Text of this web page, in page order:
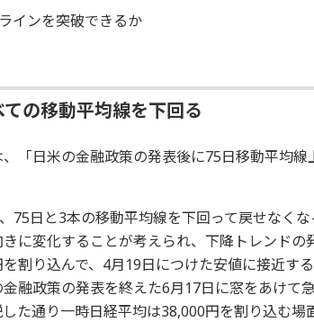
インを突破できるか
の移動平均線を下回る
、「日米の金融政策の発表後に75日移動平均線
75日と3本の移動平均線を下回って戻せなく
に変化することが考えられ、下降トレンドの
割り込んで、4月19日につけた安値に接近す
融政策の発表を終えた6月17日に窓をあけて
た通り一時日経平均は38,000円を割り込む場